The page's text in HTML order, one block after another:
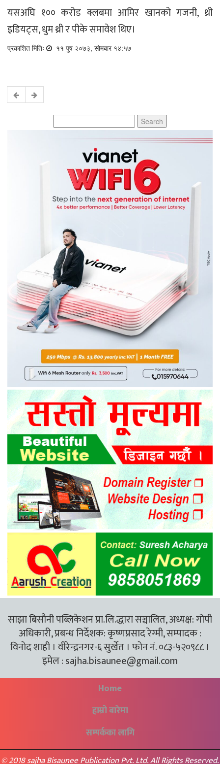
यसअघि १०० करोड क्लबमा आमिर खानको गजनी, थ्री
इडियट्स, धुम थ्री र पीके समावेश थिए।
प्रकाशित मितिः ११ पुष २०७३, सोमबार १४:५७
for:
साझा बिसौनी पब्लिकेशन प्रा.लि.द्धारा सञ्चालित, अध्यक्ष: गोपी
अधिकारी, प्रबन्ध निर्देशक: कृष्णप्रसाद रेग्मी, सम्पादक :
विनोद शाही । वीरेन्द्रनगर-६ सुर्खेत । फोन नं. ०८३-५२०९८८ ।
इमेल :sajha.bisaunee@gmail.com
Home
हाम्रो बारेमा
सम्पर्कका लागि
© 2018 sajha Bisaunee Publication Pvt. Ltd. All Rights Reserved.